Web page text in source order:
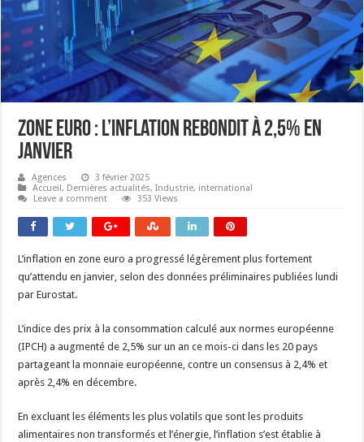
Zone euro : L’inflation rebondit à 2,5% en
janvier
Agences
3 février 2025
Accueil, Dernières actualités,Industrie, international
Leave a comment
353 Views
L’inflation en zone euro a progressé légèrement plus fortement
qu’attendu en janvier, selon des données préliminaires publiées lundi
par Eurostat.
L’indice des prix à la consommation calculé aux normes européenne
(IPCH) a augmenté de 2,5% sur un an ce mois-ci dans les 20 pays
partageant la monnaie européenne, contre un consensus à 2,4% et
après 2,4% en décembre.
En excluant les éléments les plus volatils que sont les produits
alimentaires non transformés et l’énergie, l’inflation s’est établie à